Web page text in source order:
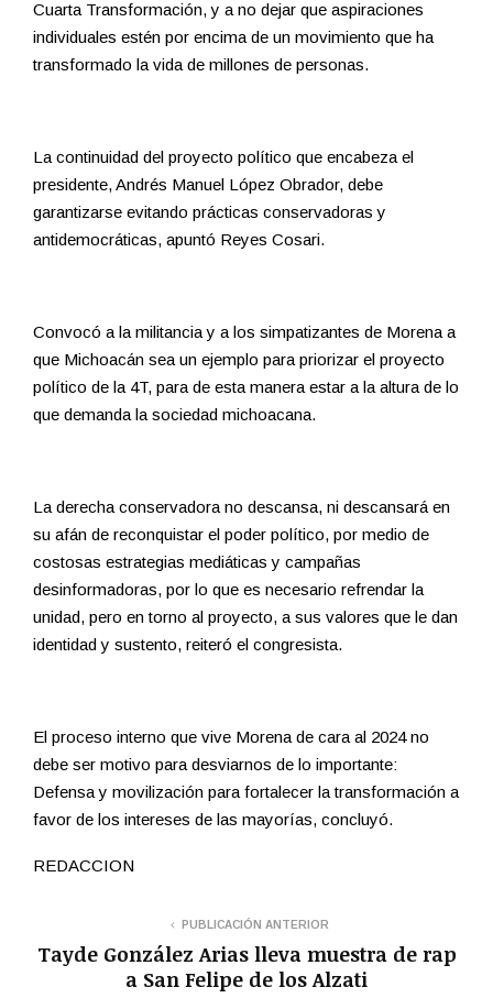
Cuarta Transformación, y a no dejar que aspiraciones
individuales estén por encima de un movimiento que ha
transformado la vida de millones de personas.
La continuidad del proyecto político que encabeza el
presidente, Andrés Manuel López Obrador, debe
garantizarse evitando prácticas conservadoras y
antidemocráticas, apuntó Reyes Cosari.
Convocó a la militancia y a los simpatizantes de Morena a
que Michoacán sea un ejemplo para priorizar el proyecto
político de la 4T, para de esta manera estar a la altura de lo
que demanda la sociedad michoacana.
La derecha conservadora no descansa, ni descansará en
su afán de reconquistar el poder político, por medio de
costosas estrategias mediáticas y campañas
desinformadoras, por lo que es necesario refrendar la
unidad, pero en torno al proyecto, a sus valores que le dan
identidad y sustento, reiteró el congresista.
El proceso interno que vive Morena de cara al 2024 no
debe ser motivo para desviarnos de lo importante:
Defensa y movilización para fortalecer la transformación a
favor de los intereses de las mayorías, concluyó.
REDACCION
PUBLICACIÓN ANTERIOR
Tayde González Arias lleva muestra de rap
a San Felipe de los Alzati